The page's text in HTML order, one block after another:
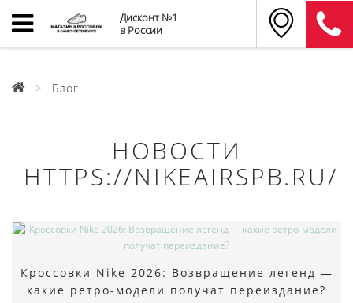
Дисконт №1
в России
Блог
НОВОСТИ
HTTPS://NIKEAIRSPB.RU/
Кроссовки Nike 2026: Возвращение легенд —
какие ретро-модели получат переиздание?